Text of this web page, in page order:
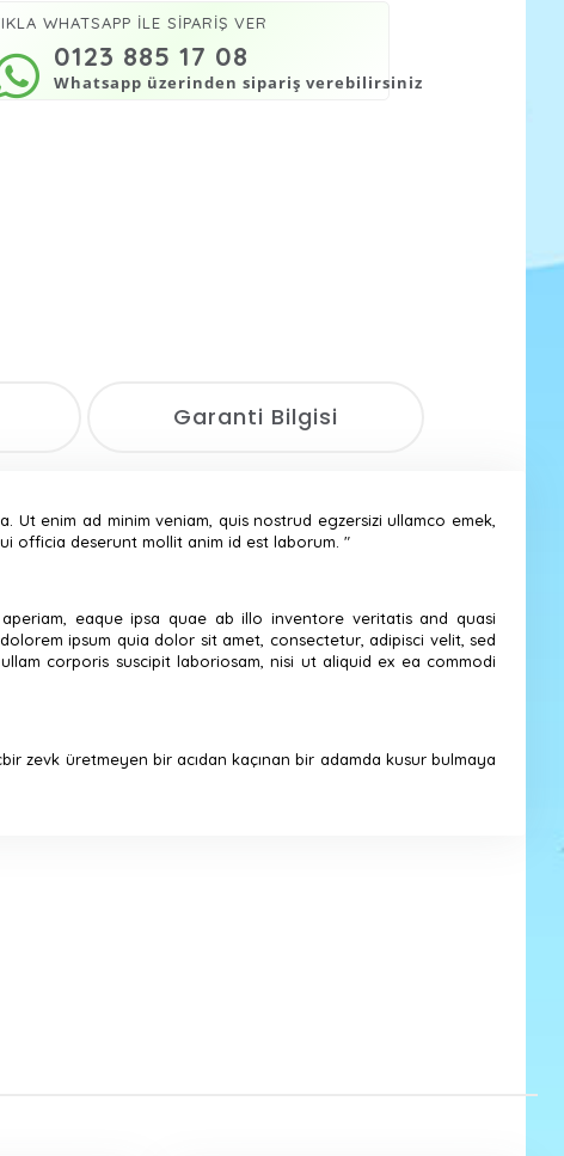
WHATSAPP İLE SİPARİŞ VER
Whatsapp üzerinden sipariş verebilirsiniz
0123 885 17 08
Garanti Bilgisi
enim ad minim veniam, quis nostrud egzersizi ullamco emek,
officia deserunt mollit anim id est laborum. "
eaque ipsa quae ab illo inventore veritatis and quasi
ipsum quia dolor sit amet, consectetur, adipisci velit, sed
corporis suscipit laboriosam, nisi ut aliquid ex ea commodi
zevk üretmeyen bir acıdan kaçınan bir adamda kusur bulmaya